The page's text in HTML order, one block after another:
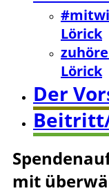
Lörick
Lörick
Der
mit